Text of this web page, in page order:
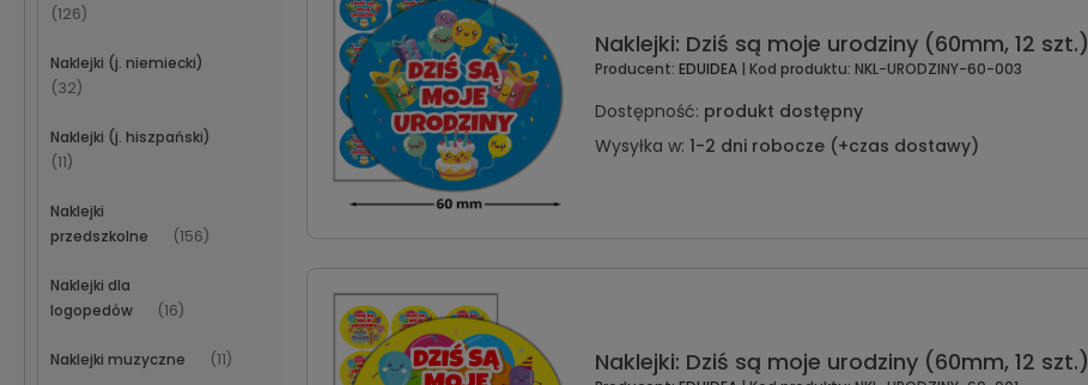
(126)
Naklejki (j. niemiecki)
(32)
Naklejki (j. hiszpański)
(11)
Naklejki
przedszkolne
(156)
Naklejki dla
logopedów
(16)
Naklejki muzyczne (11)
Naklejki: Dziś są moje urodziny (60mm, 12 szt.)
Producent: EDUIDEA | Kod produktu: NKL-URODZINY-60-003
Dostępność: produkt dostępny
Wysyłka w: 1-2 dni robocze (+czas dostawy)
Naklejki: Dziś są moje urodziny (60mm, 12 szt.)